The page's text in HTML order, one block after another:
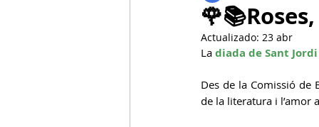
SC. Casals C. Mon i jo
SC. Temps de migdia i acollides
Actualizado: 23 abr
La diada de Sant Jordi
Des de la Comissió de
de la literatura i l’amor